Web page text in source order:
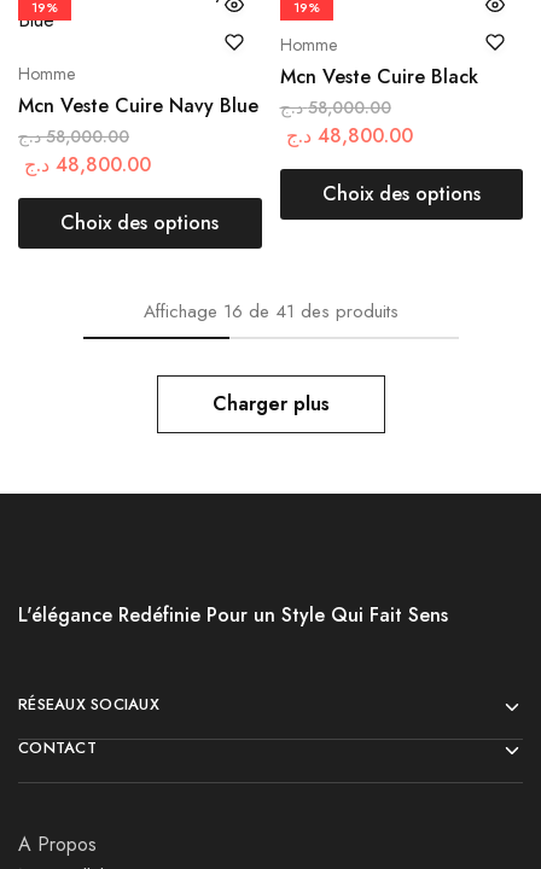
19%
Homme
Mcn Veste Cuire Navy Blue
58,000.00 د.ج
48,800.00 د.ج
Choix des options
19%
Homme
Mcn Veste Cuire Black
58,000.00 د.ج
48,800.00 د.ج
Choix des options
Affichage 16 de 41 des produits
Charger plus
L'élégance Redéfinie Pour un Style Qui Fait Sens
RÉSEAUX SOCIAUX
CONTACT
A Propos